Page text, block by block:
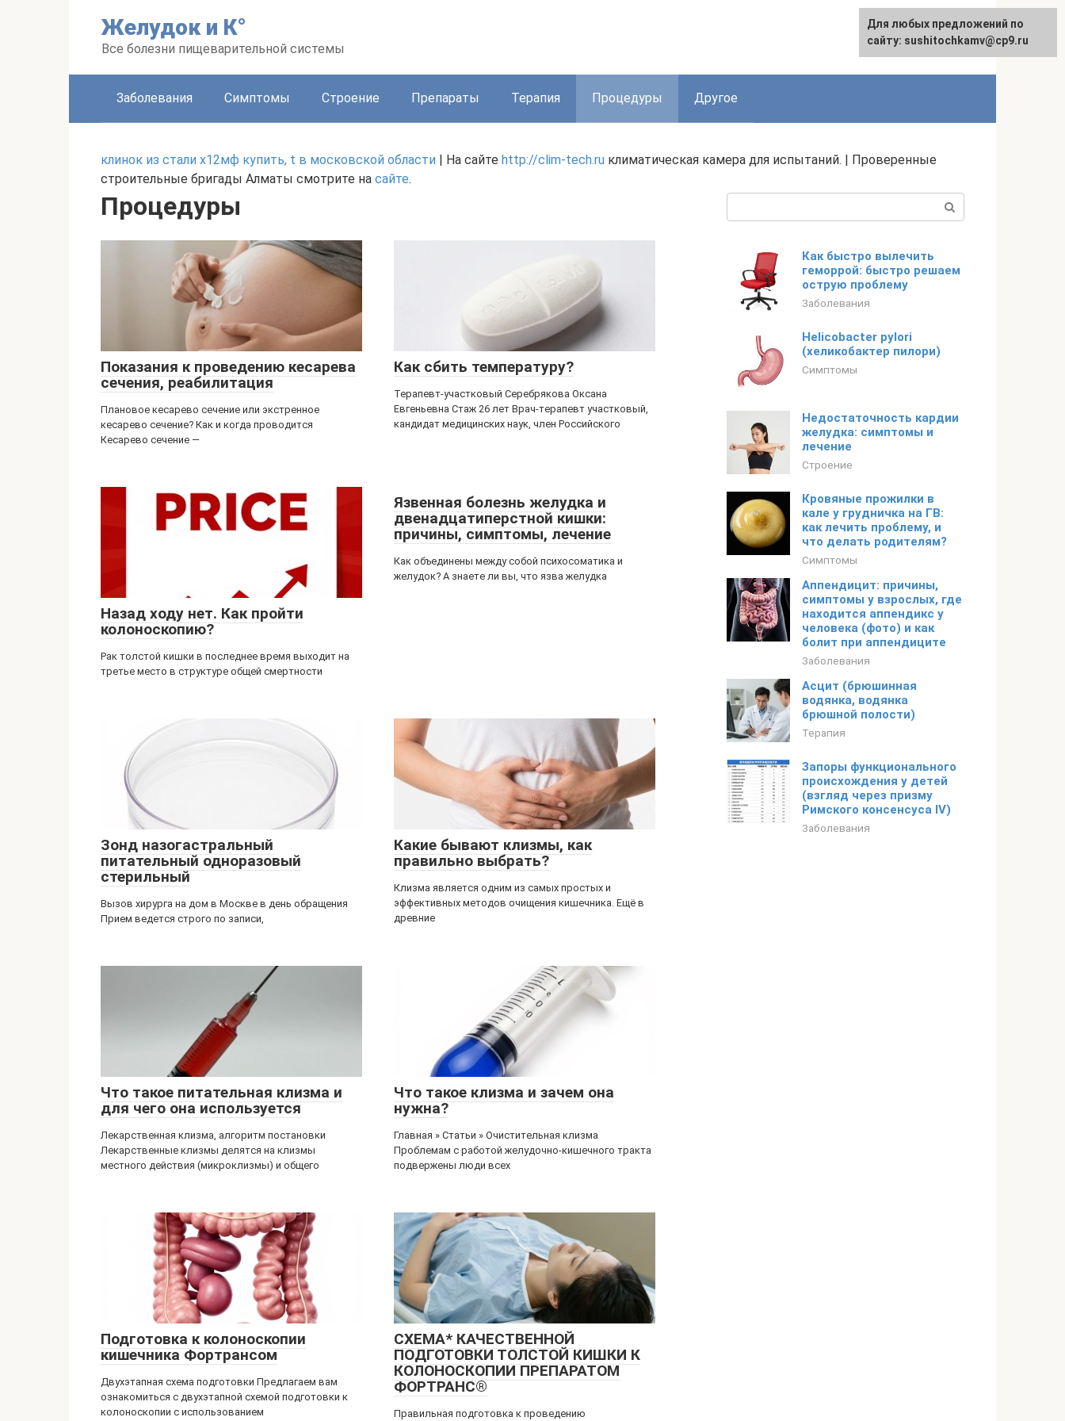
Желудок и К°
Все болезни пищеварительной системы
Заболевания Симптомы Строение Препараты Терапия Процедуры Другое
клинок из стали х12мф купить, t в московской области | На сайте http://clim-tech.ru климатическая камера для испытаний. | Проверенные
строительные бригады Алматы смотрите на сайте.
Процедуры
Показания к проведению кесарева
сечения, реабилитация
Плановое кесарево сечение или экстренное
кесарево сечение? Как и когда проводится
Кесарево сечение —
Как сбить температуру?
Терапевт-участковый Серебрякова Оксана
Евгеньевна Стаж 26 лет Врач-терапевт участковый,
кандидат медицинских наук, член Российского
Назад ходу нет. Как пройти
колоноскопию?
Рак толстой кишки в последнее время выходит на
третье место в структуре общей смертности
Язвенная болезнь желудка и
двенадцатиперстной кишки:
причины, симптомы, лечение
Как объединены между собой психосоматика и
желудок? А знаете ли вы, что язва желудка
Зонд назогастральный
питательный одноразовый
стерильный
Вызов хирурга на дом в Москве в день обращения
Прием ведется строго по записи,
Какие бывают клизмы, как
правильно выбрать?
Клизма является одним из самых простых и
эффективных методов очищения кишечника. Ещё в
древние
Что такое питательная клизма и
для чего она используется
Лекарственная клизма, алгоритм постановки
Лекарственные клизмы делятся на клизмы
местного действия (микроклизмы) и общего
Что такое клизма и зачем она
нужна?
Главная » Статьи » Очистительная клизма
Проблемам с работой желудочно-кишечного тракта
подвержены люди всех
Подготовка к колоноскопии
кишечника Фортрансом
Двухэтапная схема подготовки Предлагаем вам
ознакомиться с двухэтапной схемой подготовки к
колоноскопии с использованием
СХЕМА* КАЧЕСТВЕННОЙ
ПОДГОТОВКИ ТОЛСТОЙ КИШКИ К
КОЛОНОСКОПИИ ПРЕПАРАТОМ
ФОРТРАНС®
Правильная подготовка к проведению
Как быстро вылечить
геморрой: быстро решаем
острую проблему
Заболевания
Helicobacter pylori
(хеликобактер пилори)
Симптомы
Недостаточность кардии
желудка: симптомы и
лечение
Строение
Кровяные прожилки в
кале у грудничка на ГВ:
как лечить проблему, и
что делать родителям?
Симптомы
Аппендицит: причины,
симптомы у взрослых, где
находится аппендикс у
человека (фото) и как
болит при аппендиците
Заболевания
Асцит (брюшинная
водянка, водянка
брюшной полости)
Терапия
Запоры функционального
происхождения у детей
(взгляд через призму
Римского консенсуса IV)
Заболевания
Для любых предложений по
сайту: podgeludka@cp9.ru
Для любых предложений по
сайту: sushitochkamv@cp9.ru